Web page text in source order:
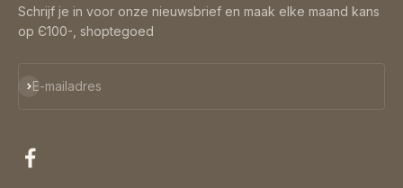
Schrijf je in voor onze nieuwsbrief en maak elke maand kans
op Є100-, shoptegoed
E-mailadres
Abonneren